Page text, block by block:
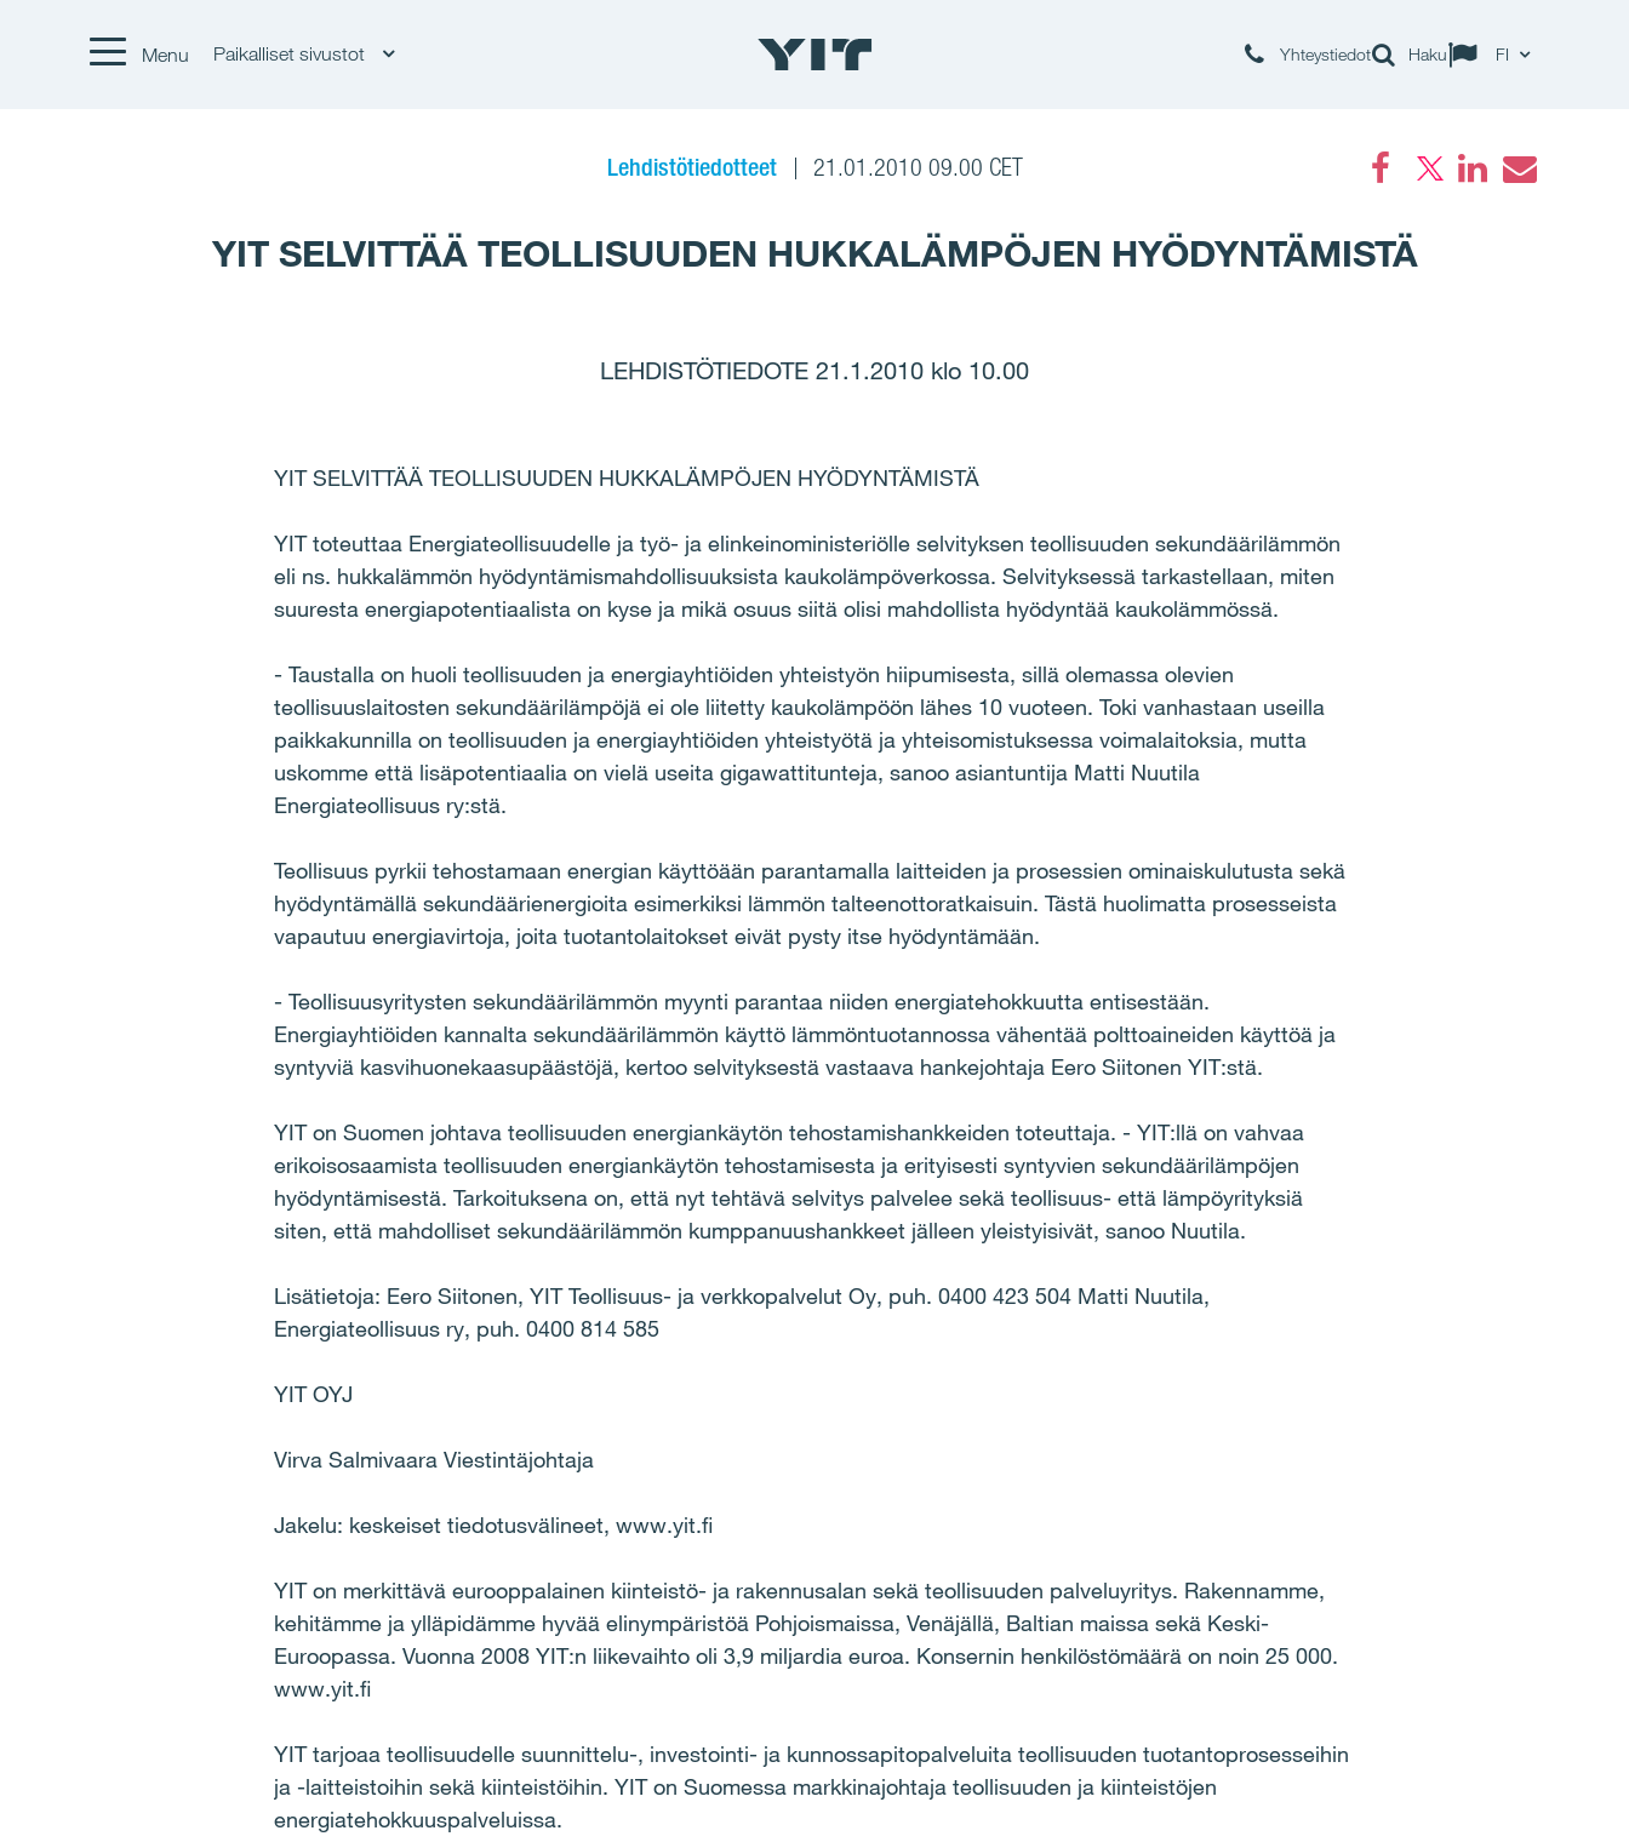
Menu Paikalliset sivustot Yhteystiedot Haku FI
Lehdistötiedotteet 21.01.2010 09.00 CET
YIT SELVITTÄÄ TEOLLISUUDEN HUKKALÄMPÖJEN HYÖDYNTÄMISTÄ
LEHDISTÖTIEDOTE 21.1.2010 klo 10.00
YIT SELVITTÄÄ TEOLLISUUDEN HUKKALÄMPÖJEN HYÖDYNTÄMISTÄ
YIT toteuttaa Energiateollisuudelle ja työ- ja elinkeinoministeriölle selvityksen teollisuuden sekundäärilämmön
eli ns. hukkalämmön hyödyntämismahdollisuuksista kaukolämpöverkossa. Selvityksessä tarkastellaan, miten
suuresta energiapotentiaalista on kyse ja mikä osuus siitä olisi mahdollista hyödyntää kaukolämmössä.
- Taustalla on huoli teollisuuden ja energiayhtiöiden yhteistyön hiipumisesta, sillä olemassa olevien
teollisuuslaitosten sekundäärilämpöjä ei ole liitetty kaukolämpöön lähes 10 vuoteen. Toki vanhastaan useilla
paikkakunnilla on teollisuuden ja energiayhtiöiden yhteistyötä ja yhteisomistuksessa voimalaitoksia, mutta
uskomme että lisäpotentiaalia on vielä useita gigawattitunteja, sanoo asiantuntija Matti Nuutila
Energiateollisuus ry:stä.
Teollisuus pyrkii tehostamaan energian käyttöään parantamalla laitteiden ja prosessien ominaiskulutusta sekä
hyödyntämällä sekundäärienergioita esimerkiksi lämmön talteenottoratkaisuin. Tästä huolimatta prosesseista
vapautuu energiavirtoja, joita tuotantolaitokset eivät pysty itse hyödyntämään.
- Teollisuusyritysten sekundäärilämmön myynti parantaa niiden energiatehokkuutta entisestään.
Energiayhtiöiden kannalta sekundäärilämmön käyttö lämmöntuotannossa vähentää polttoaineiden käyttöä ja
syntyviä kasvihuonekaasupäästöjä, kertoo selvityksestä vastaava hankejohtaja Eero Siitonen YIT:stä.
YIT on Suomen johtava teollisuuden energiankäytön tehostamishankkeiden toteuttaja. - YIT:llä on vahvaa
erikoisosaamista teollisuuden energiankäytön tehostamisesta ja erityisesti syntyvien sekundäärilämpöjen
hyödyntämisestä. Tarkoituksena on, että nyt tehtävä selvitys palvelee sekä teollisuus- että lämpöyrityksiä
siten, että mahdolliset sekundäärilämmön kumppanuushankkeet jälleen yleistyisivät, sanoo Nuutila.
Lisätietoja: Eero Siitonen, YIT Teollisuus- ja verkkopalvelut Oy, puh. 0400 423 504 Matti Nuutila,
Energiateollisuus ry, puh. 0400 814 585
YIT OYJ
Virva Salmivaara Viestintäjohtaja
Jakelu: keskeiset tiedotusvälineet, www.yit.fi
YIT on merkittävä eurooppalainen kiinteistö- ja rakennusalan sekä teollisuuden palveluyritys. Rakennamme,
kehitämme ja ylläpidämme hyvää elinympäristöä Pohjoismaissa, Venäjällä, Baltian maissa sekä Keski-
Euroopassa. Vuonna 2008 YIT:n liikevaihto oli 3,9 miljardia euroa. Konsernin henkilöstömäärä on noin 25 000.
www.yit.fi
YIT tarjoaa teollisuudelle suunnittelu-, investointi- ja kunnossapitopalveluita teollisuuden tuotantoprosesseihin
ja -laitteistoihin sekä kiinteistöihin. YIT on Suomessa markkinajohtaja teollisuuden ja kiinteistöjen
energiatehokkuuspalveluissa.